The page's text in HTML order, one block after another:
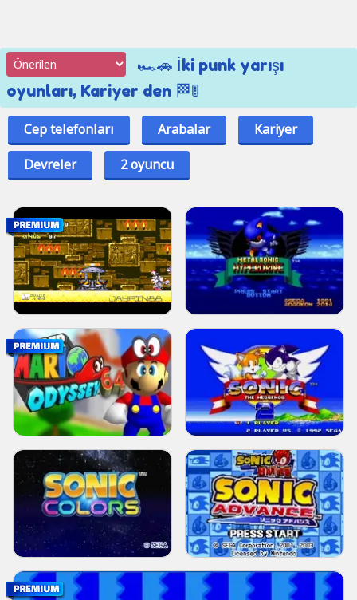
🏎️🚗 İki punk yarışı
oyunları, Kariyer den 🏁🚦
Cep telefonları Arabalar
Kariyer
Devreler
2 oyuncu